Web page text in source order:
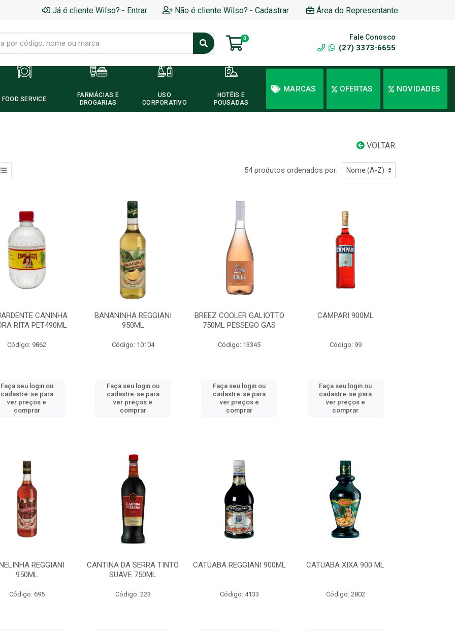
Já é cliente Wilso? - Entrar Não é cliente Wilso? - Cadastrar Área do Representante
0 Fale Conosco
(27) 3373-6655
FOOD SERVICE
FARMÁCIAS E
DROGARIAS
USO
CORPORATIVO
HOTÉIS E
POUSADAS
MARCAS OFERTAS NOVIDADES
VOLTAR
54 produtos ordenados por:
CANINHA
RITA PET490ML
Código: 9862
Faça seu login ou
cadastre-se para
ver preços e
comprar
BANANINHA REGGIANI
950ML
Código: 10104
Faça seu login ou
cadastre-se para
ver preços e
comprar
BREEZ COOLER GALIOTTO
750ML PESSEGO GAS
Código: 13345
Faça seu login ou
cadastre-se para
ver preços e
comprar
CAMPARI 900ML
Código: 99
Faça seu login ou
cadastre-se para
ver preços e
comprar
REGGIANI
950ML
Código: 695
CANTINA DA SERRA TINTO
SUAVE 750ML
Código: 223
CATUABA REGGIANI 900ML
Código: 4133
CATUABA XIXA 900 ML
Código: 2802